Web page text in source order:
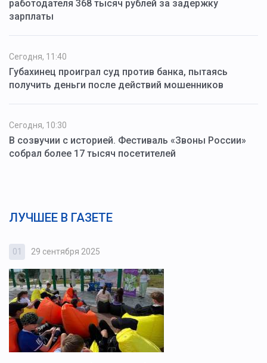
работодателя 368 тысяч рублей за задержку
зарплаты
Сегодня, 11:40
Губахинец проиграл суд против банка, пытаясь
получить деньги после действий мошенников
Сегодня, 10:30
В созвучии с историей. Фестиваль «Звоны России»
собрал более 17 тысяч посетителей
ЛУЧШЕЕ В ГАЗЕТЕ
01 29 сентября 2025